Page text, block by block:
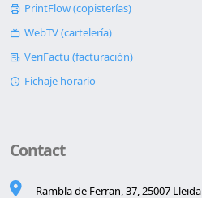
PrintFlow (copisterías)
WebTV (cartelería)
VeriFactu (facturación)
Fichaje horario
Contact
Rambla de Ferran, 37, 25007 Lleida